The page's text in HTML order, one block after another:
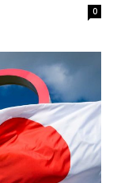
0